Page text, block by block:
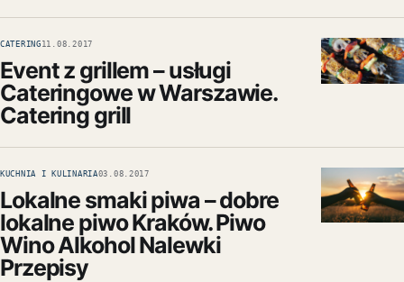
CATERING 11.08.2017
Event z grillem – usługi
Cateringowe w Warszawie.
Catering grill
KUCHNIA I KULINARIA03.08.2017
Lokalne smaki piwa – dobre
lokalne piwo Kraków. Piwo
Wino Alkohol Nalewki
Przepisy